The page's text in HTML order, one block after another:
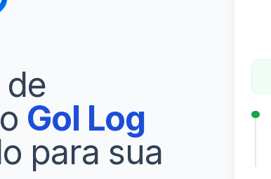
Gol Log
para sua